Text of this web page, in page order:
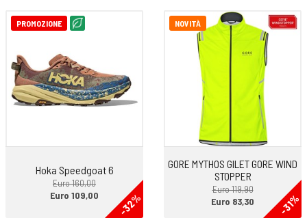
PROMOZIONE
Hoka Speedgoat 6
Euro 160,00
-32%
Euro 109,00
NOVITÀ
GORE MYTHOS GILET GORE WIND
STOPPER
Euro 119,90
-31%
Euro 83,30